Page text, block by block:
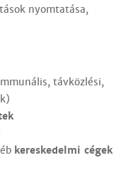
nyomtatása,
távközlési,
kereskedelmi cégek